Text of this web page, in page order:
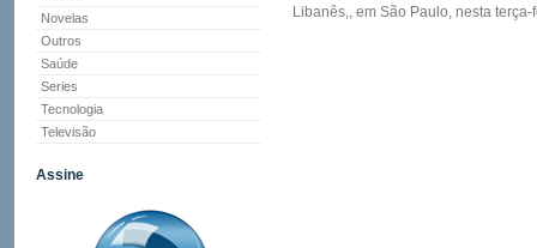
Novelas
Outros
Saúde
Series
Tecnologia
Televisão
Assine
Libanês,, em São Paulo, nesta terça-